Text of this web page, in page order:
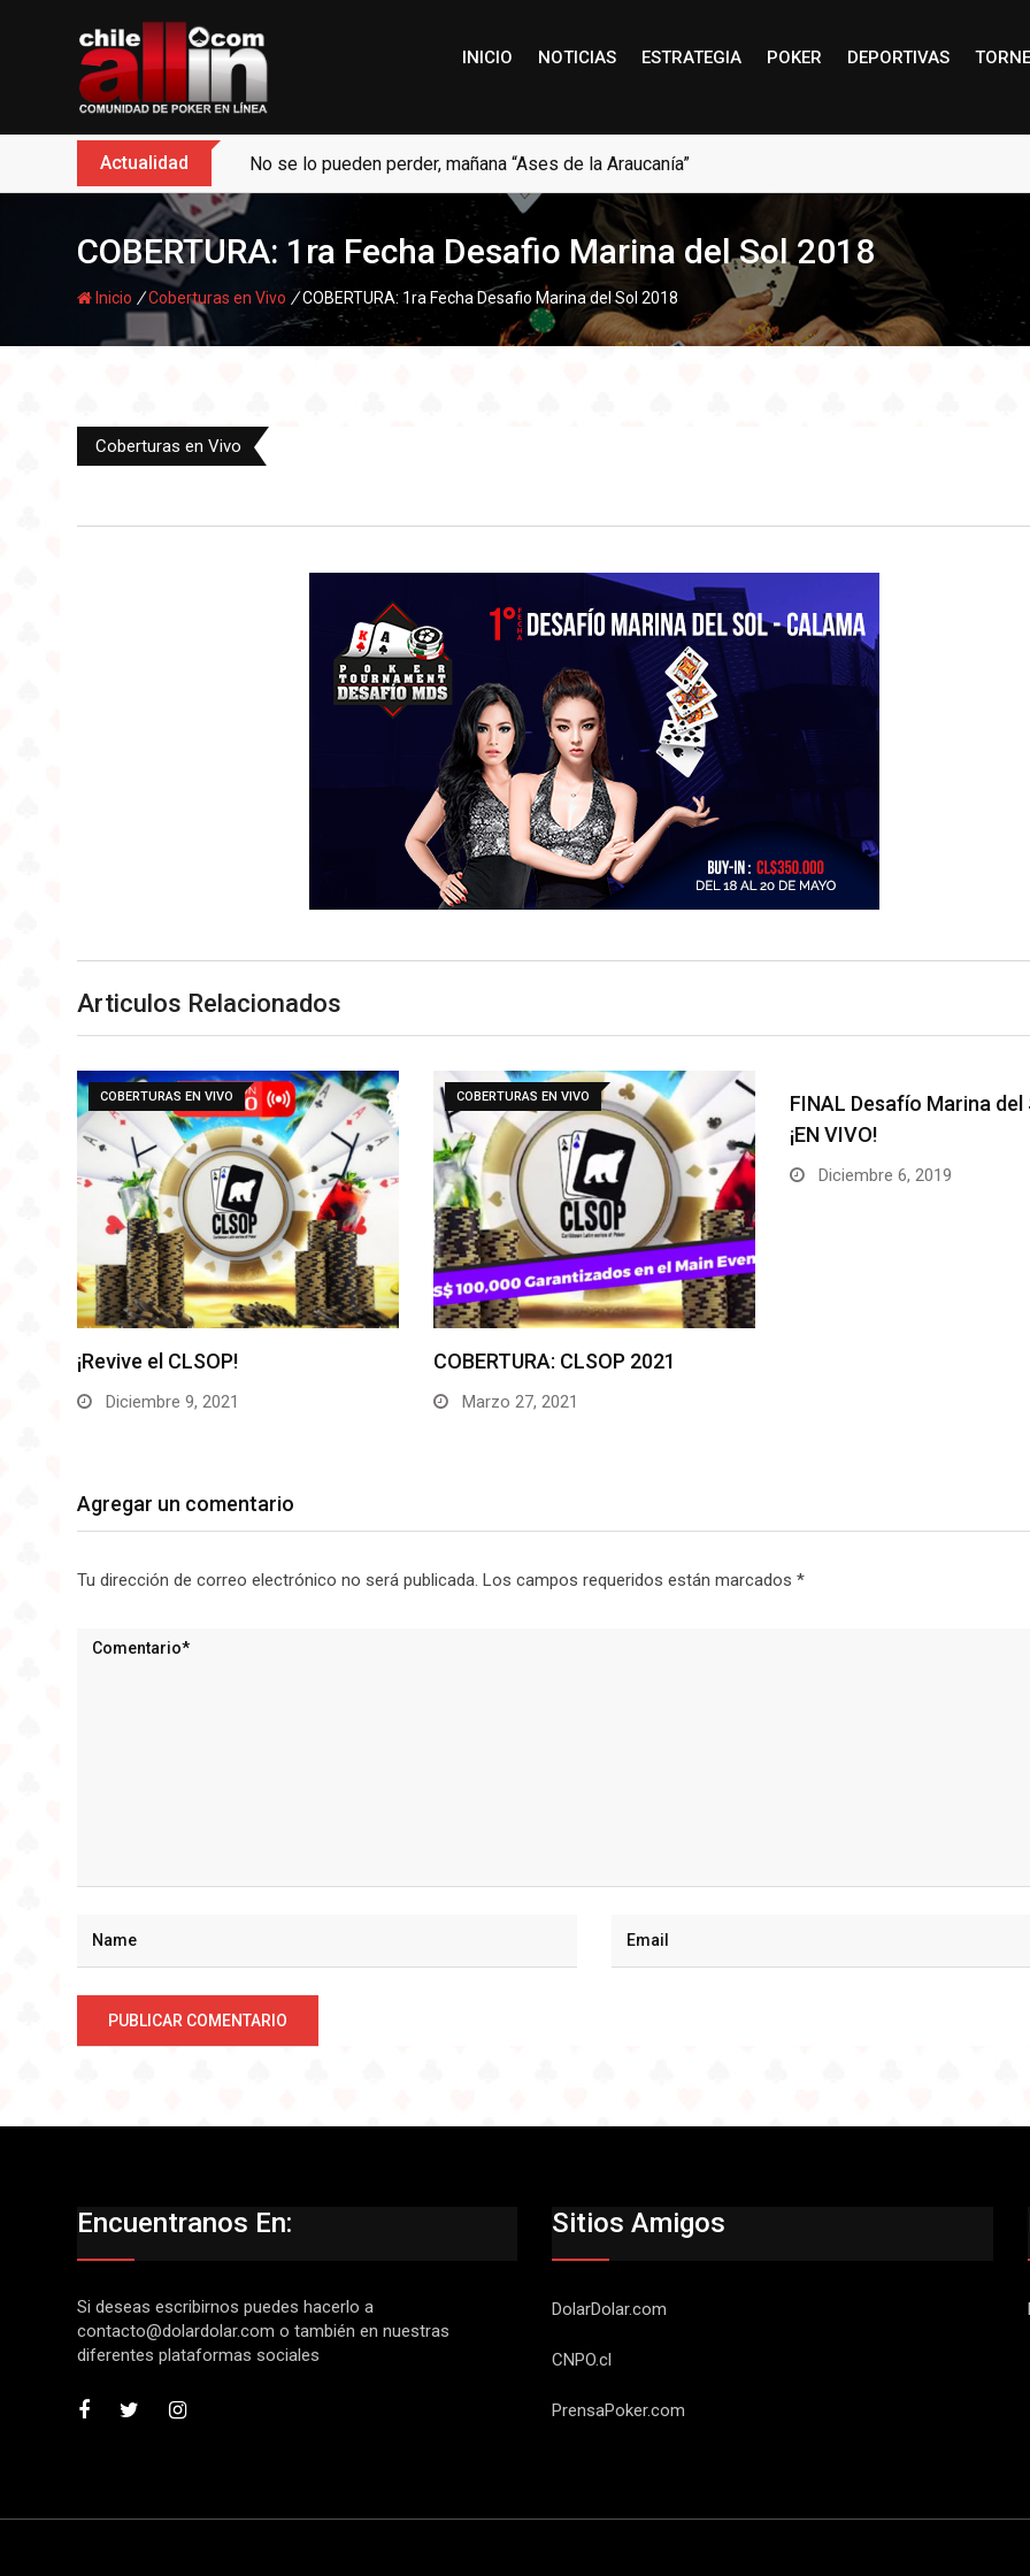
INICIO NOTICIAS ESTRATEGIA POKER DEPORTIVAS
Actualidad No se lo pueden perder, mañana “Ases de la Araucanía”
COBERTURA: 1ra Fecha Desafio Marina del Sol 2018
Inicio /Coberturas en Vivo /COBERTURA: 1ra Fecha Desafio Marina del Sol 2018
Coberturas en Vivo
Articulos Relacionados
EN VIVO
CLSOP!
9, 2021
COBERTURAS EN VIVO
COBERTURA: CLSOP 2021
FINAL Desafío Marina del Sol 2019
¡EN VIVO!
Diciembre 6, 2019
Agregar un comentario
Tu dirección de correo electrónico no será publicada. Los campos requeridos están marcados *
Encuentranos En:
Si deseas escribirnos puedes hacerlo a
contacto@dolardolar.com o también en nuestras
diferentes plataformas sociales
Sitios Amigos
DolarDolar.com
CNPO.cl
PrensaPoker.com